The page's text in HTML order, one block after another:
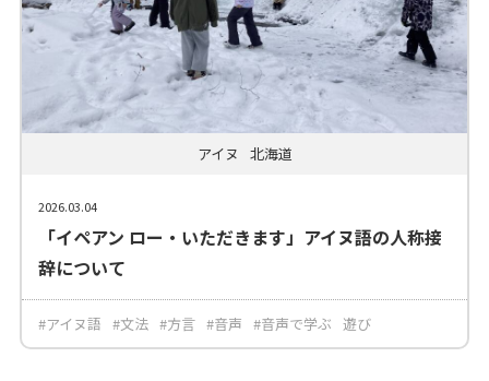
アイヌ 北海道
2026.03.04
「イペアン ロー・いただきます」アイヌ語の人称接
辞について
#アイヌ語 #文法 #方言 #音声 #音声で学ぶ 遊び